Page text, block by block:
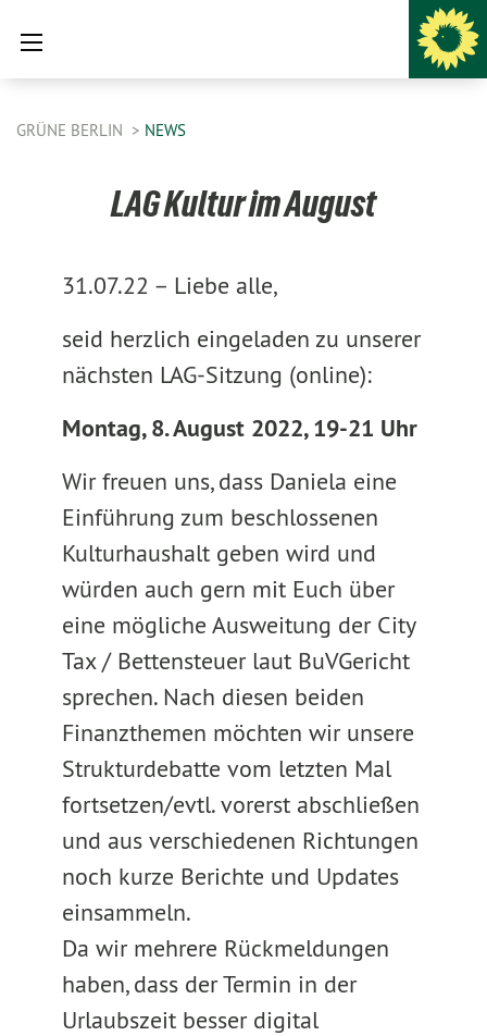
GRÜNE BERLIN NEWS
LAG Kultur im August
31.07.22 – Liebe alle,
seid herzlich eingeladen zu unserer
nächsten LAG-Sitzung (online):
Montag, 8. August 2022, 19-21 Uhr
Wir freuen uns, dass Daniela eine
Einführung zum beschlossenen
Kulturhaushalt geben wird und
würden auch gern mit Euch über
eine mögliche Ausweitung der City
Tax / Bettensteuer laut BuVGericht
sprechen. Nach diesen beiden
Finanzthemen möchten wir unsere
Strukturdebatte vom letzten Mal
fortsetzen/evtl. vorerst abschließen
und aus verschiedenen Richtungen
noch kurze Berichte und Updates
einsammeln.
Da wir mehrere Rückmeldungen
haben, dass der Termin in der
Urlaubszeit besser digital